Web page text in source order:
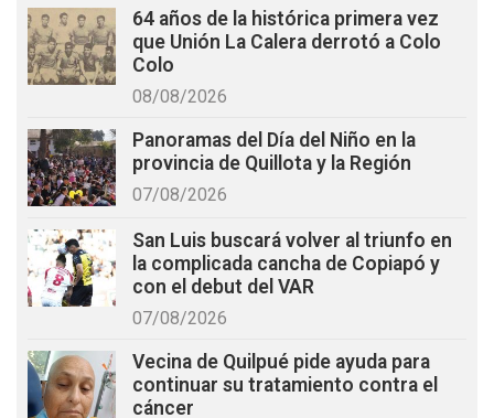
64 años de la histórica primera vez
que Unión La Calera derrotó a Colo
Colo
08/08/2026
Panoramas del Día del Niño en la
provincia de Quillota y la Región
07/08/2026
San Luis buscará volver al triunfo en
la complicada cancha de Copiapó y
con el debut del VAR
07/08/2026
Vecina de Quilpué pide ayuda para
continuar su tratamiento contra el
cáncer